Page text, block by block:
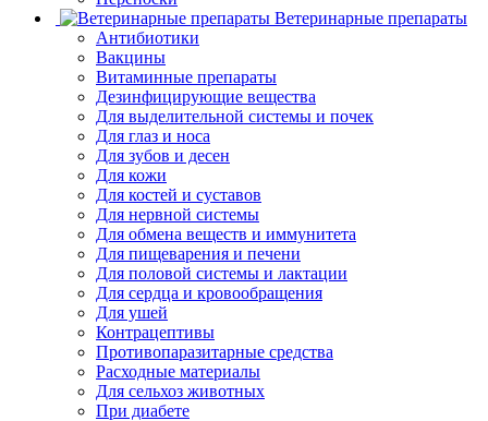
Ветеринарные препараты
Антибиотики
Вакцины
Витаминные препараты
Дезинфицирующие вещества
Для выделительной системы и почек
Для глаз и носа
Для зубов и десен
Для кожи
Для костей и суставов
Для нервной системы
Для обмена веществ и иммунитета
Для пищеварения и печени
Для половой системы и лактации
Для сердца и кровообращения
Для ушей
Контрацептивы
Противопаразитарные средства
Расходные материалы
Для сельхоз животных
При диабете